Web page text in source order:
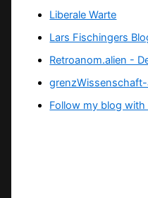
Liberale Warte
Lars Fischingers
Retroanom.alien -
Follow my blog with